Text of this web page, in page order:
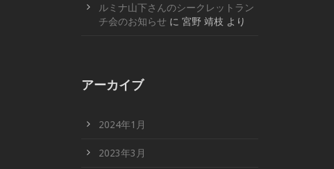
ルミナ山下さんのシークレットラン
チ会のお知らせ に 宮野 靖枝 より
アーカイブ
2024年1月
2023年3月